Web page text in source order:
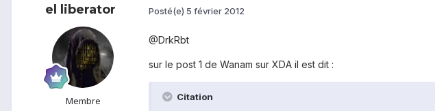
el liberator
Membre
Posté(e) 5 février 2012
@DrkRbt
sur le post 1 de Wanam sur XDA il est dit :
Citation